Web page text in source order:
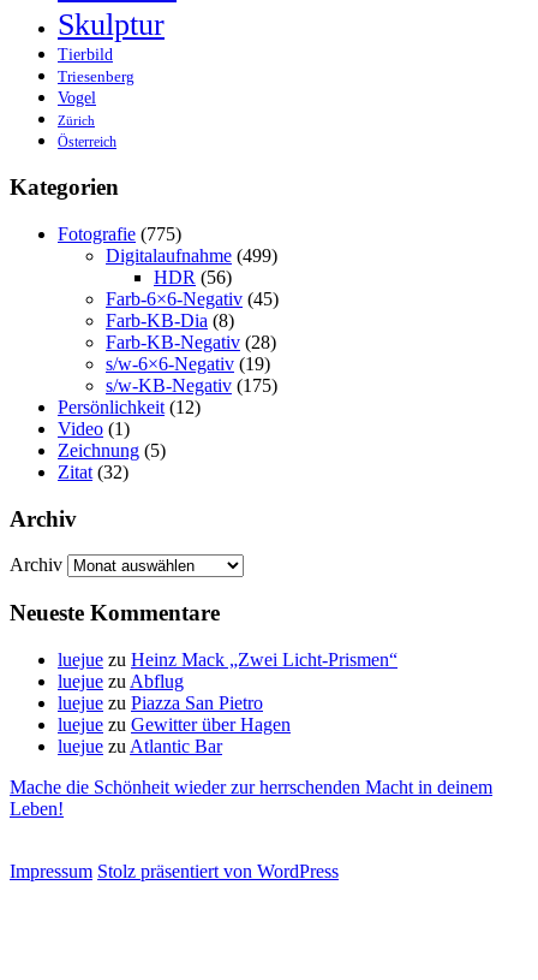
Skulptur
Tierbild
Triesenberg
Vogel
Zürich
Österreich
Kategorien
Fotografie (775)
Digitalaufnahme (499)
HDR (56)
Farb-6×6-Negativ (45)
Farb-KB-Dia (8)
Farb-KB-Negativ (28)
s/w-6×6-Negativ (19)
s/w-KB-Negativ (175)
Persönlichkeit (12)
Video (1)
Zeichnung (5)
Zitat (32)
Archiv
Archiv
Neueste Kommentare
luejue zu Heinz Mack „Zwei Licht-Prismen“
luejue zu Abflug
luejue zu Piazza San Pietro
luejue zu Gewitter über Hagen
luejue zu Atlantic Bar
Mache die Schönheit wieder zur herrschenden Macht in deinem
Leben!
Impressum Stolz präsentiert von WordPress